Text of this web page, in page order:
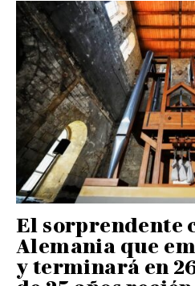
El sorprendente
Alemania que
y terminará en